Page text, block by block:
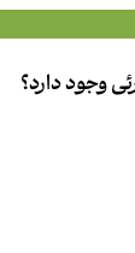
وجود دارد؟